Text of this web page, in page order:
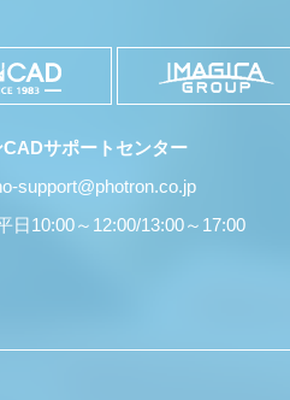
サポートセンター
support@photron.co.jp
日10:00～12:00/13:00～17:00